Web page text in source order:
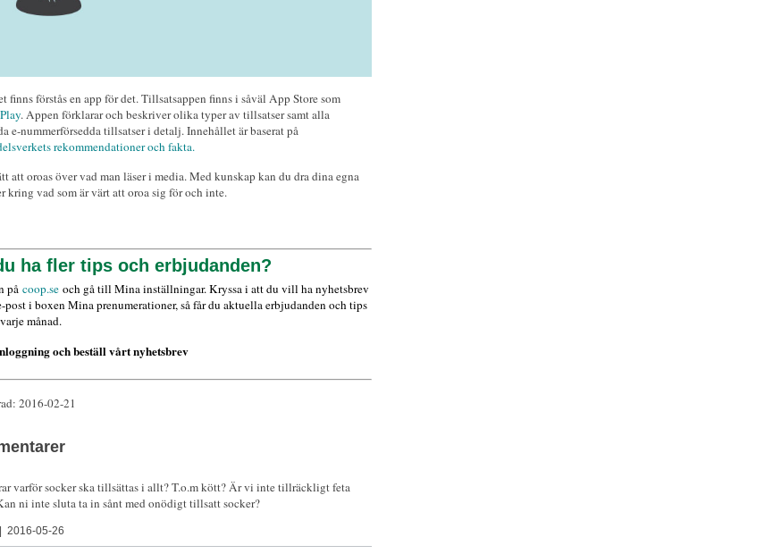
finns förstås en app för det. Tillsatsappen finns i såväl App Store som
. Appen förklarar och beskriver olika typer av tillsatser samt alla
e-nummerförsedda tillsatser i detalj. Innehållet är baserat på
rekommendationer och fakta.
att oroas över vad man läser i media. Med kunskap kan du dra dina egna
kring vad som är värt att oroa sig för och inte.
ha fler tips och erbjudanden?
på coop.seoch gå till Mina inställningar. Kryssa i att du vill ha nyhetsbrev
i boxen Mina prenumerationer, så får du aktuella erbjudanden och tips
månad.
och beställ vårt nyhetsbrev
2016-02-21
varför socker ska tillsättas i allt? T.o.m kött? Är vi inte tillräckligt feta
ni inte sluta ta in sånt med onödigt tillsatt socker?
| 2016-05-26